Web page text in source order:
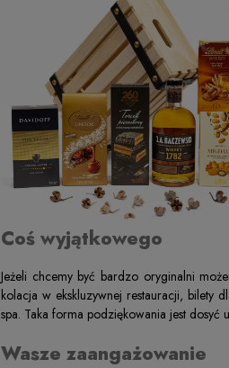
Coś wyjątkowego
Jeżeli chcemy być bardzo oryginalni
kolacja w ekskluzywnej restauracji, bilety
spa. Taka forma podziękowania jest dosyć
Wasze zaangażowanie